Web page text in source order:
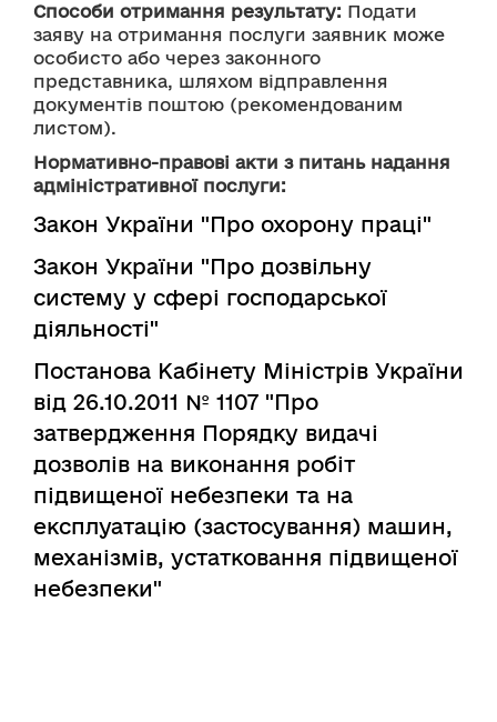
Способи отримання результату: Подати
заяву на отримання послуги заявник може
особисто або через законного
представника, шляхом відправлення
документів поштою (рекомендованим
листом).
Нормативно-правові акти з питань надання
адміністративної послуги:
Закон України "Про охорону праці"
Закон України "Про дозвільну
систему у сфері господарської
діяльності"
Постанова Кабінету Міністрів України
від 26.10.2011 № 1107 "Про
затвердження Порядку видачі
дозволів на виконання робіт
підвищеної небезпеки та на
експлуатацію (застосування) машин,
механізмів, устатковання підвищеної
небезпеки"